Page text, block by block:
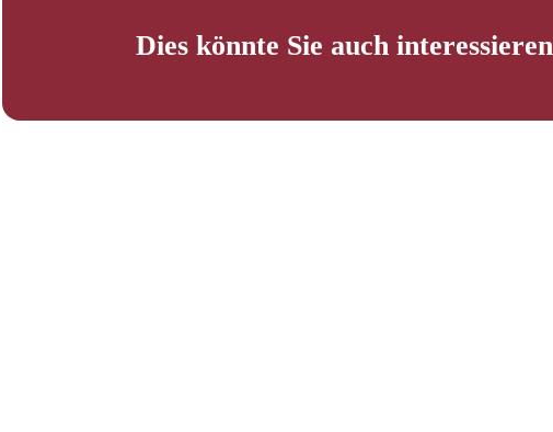
Dies könnte Sie auch interessieren